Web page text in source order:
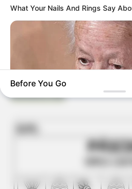
What Your Nails And Rings Say
Before You Go